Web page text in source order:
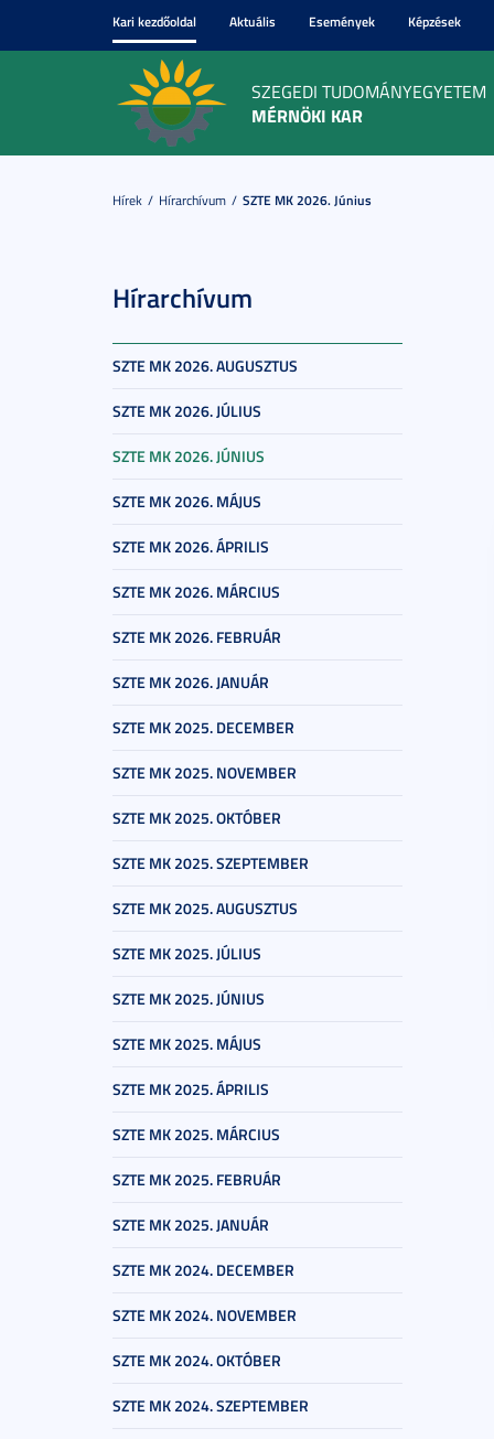
Kari kezdőoldal Aktuális Események Képzések
SZEGEDI TUDOMÁNYEGYETEM
MÉRNÖKI KAR
Hírek Hírarchívum SZTE MK 2026. Június
Hírarchívum
SZTE MK 2026. AUGUSZTUS
SZTE MK 2026. JÚLIUS
SZTE MK 2026. JÚNIUS
SZTE MK 2026. MÁJUS
SZTE MK 2026. ÁPRILIS
SZTE MK 2026. MÁRCIUS
SZTE MK 2026. FEBRUÁR
SZTE MK 2026. JANUÁR
SZTE MK 2025. DECEMBER
SZTE MK 2025. NOVEMBER
SZTE MK 2025. OKTÓBER
SZTE MK 2025. SZEPTEMBER
SZTE MK 2025. AUGUSZTUS
SZTE MK 2025. JÚLIUS
SZTE MK 2025. JÚNIUS
SZTE MK 2025. MÁJUS
SZTE MK 2025. ÁPRILIS
SZTE MK 2025. MÁRCIUS
SZTE MK 2025. FEBRUÁR
SZTE MK 2025. JANUÁR
SZTE MK 2024. DECEMBER
SZTE MK 2024. NOVEMBER
SZTE MK 2024. OKTÓBER
SZTE MK 2024. SZEPTEMBER